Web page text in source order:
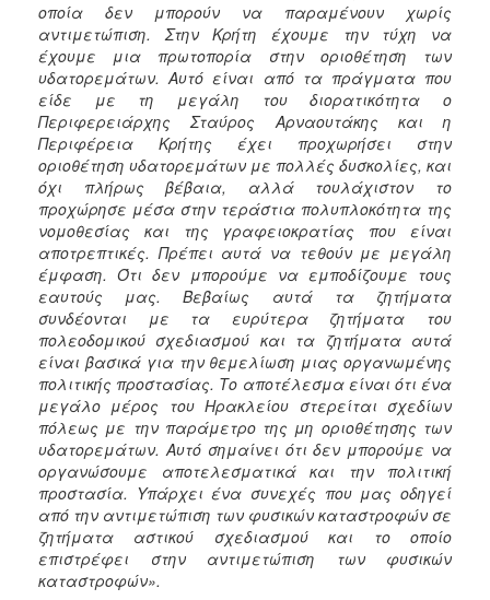
οποία δεν μπορούν να παραμένουν χωρίς
αντιμετώπιση. Στην Κρήτη έχουμε την τύχη να
έχουμε μια πρωτοπορία στην οριοθέτηση των
υδατορεμάτων. Αυτό είναι από τα πράγματα που
είδε με τη μεγάλη του διορατικότητα ο
Περιφερειάρχης Σταύρος Αρναουτάκης και η
Περιφέρεια Κρήτης έχει προχωρήσει στην
οριοθέτηση υδατορεμάτων με πολλές δυσκολίες, και
όχι πλήρως βέβαια, αλλά τουλάχιστον το
προχώρησε μέσα στην τεράστια πολυπλοκότητα της
νομοθεσίας και της γραφειοκρατίας που είναι
αποτρεπτικές. Πρέπει αυτά να τεθούν με μεγάλη
έμφαση. Ότι δεν μπορούμε να εμποδίζουμε τους
εαυτούς μας. Βεβαίως αυτά τα ζητήματα
συνδέονται με τα ευρύτερα ζητήματα του
πολεοδομικού σχεδιασμού και τα ζητήματα αυτά
είναι βασικά για την θεμελίωση μιας οργανωμένης
πολιτικής προστασίας. Το αποτέλεσμα είναι ότι ένα
μεγάλο μέρος του Ηρακλείου στερείται σχεδίων
πόλεως με την παράμετρο της μη οριοθέτησης των
υδατορεμάτων. Αυτό σημαίνει ότι δεν μπορούμε να
οργανώσουμε αποτελεσματικά και την πολιτική
προστασία. Υπάρχει ένα συνεχές που μας οδηγεί
από την αντιμετώπιση των φυσικών καταστροφών σε
ζητήματα αστικού σχεδιασμού και το οποίο
επιστρέφει στην αντιμετώπιση των φυσικών
καταστροφών».